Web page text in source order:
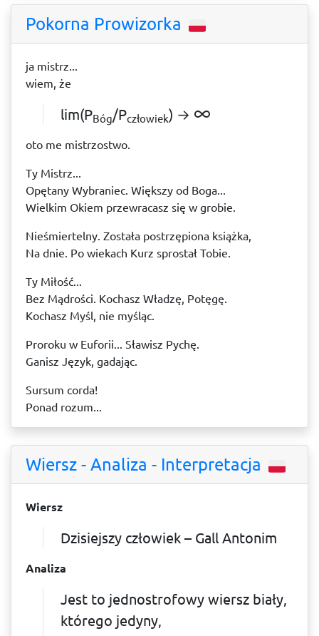
Pokorna Prowizorka
ja mistrz...
wiem, że
lim(PBóg/Pczłowiek) → ∞
oto me mistrzostwo.
Ty Mistrz...
Opętany Wybraniec. Większy od Boga...
Wielkim Okiem przewracasz się w grobie.
Nieśmiertelny. Została postrzępiona książka,
Na dnie. Po wiekach Kurz sprostał Tobie.
Ty Miłość...
Bez Mądrości. Kochasz Władzę, Potęgę.
Kochasz Myśl, nie myśląc.
Proroku w Euforii... Sławisz Pychę.
Ganisz Język, gadając.
Sursum corda!
Ponad rozum...
Wiersz - Analiza - Interpretacja
Wiersz
Dzisiejszy człowiek – Gall Antonim
Analiza
Jest to jednostrofowy wiersz biały,
którego jedyny,